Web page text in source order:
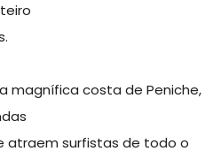
magnífica costa de Peniche,
atraem surfistas de todo o